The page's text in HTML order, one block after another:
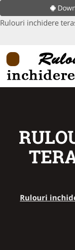
Rulouri inchidere
Rulouri